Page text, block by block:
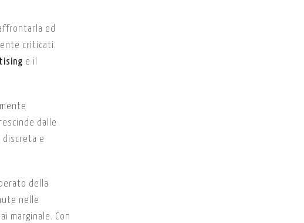
ed
criticati.
e il
dalle
discreta e
della
nelle
marginale. Con